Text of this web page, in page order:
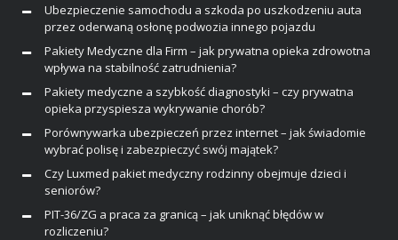
Ubezpieczenie samochodu a szkoda po uszkodzeniu auta
przez oderwaną osłonę podwozia innego pojazdu
Pakiety Medyczne dla Firm – jak prywatna opieka zdrowotna
wpływa na stabilność zatrudnienia?
Pakiety medyczne a szybkość diagnostyki – czy prywatna
opieka przyspiesza wykrywanie chorób?
Porównywarka ubezpieczeń przez internet – jak świadomie
wybrać polisę i zabezpieczyć swój majątek?
Czy Luxmed pakiet medyczny rodzinny obejmuje dzieci i
seniorów?
PIT-36/ZG a praca za granicą – jak uniknąć błędów w
rozliczeniu?